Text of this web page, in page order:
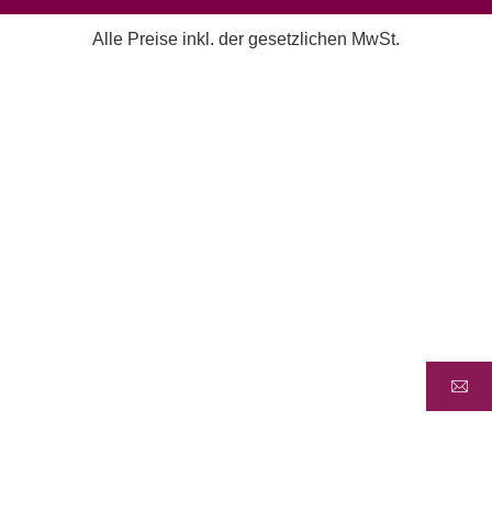
Alle Preise inkl. der gesetzlichen MwSt.